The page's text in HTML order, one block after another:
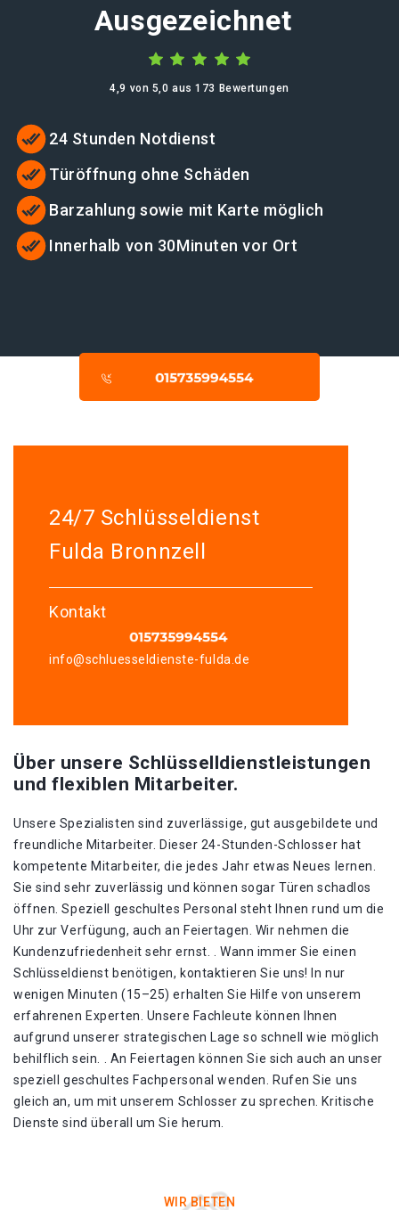
Ausgezeichnet
4,9 von 5,0 aus 173 Bewertungen
24 Stunden Notdienst
Türöffnung ohne Schäden
Barzahlung sowie mit Karte möglich
Innerhalb von 30Minuten vor Ort
24/7 Schlüsseldienst
Fulda Bronnzell
Kontakt
info@schluesseldienste-fulda.de
Über unsere Schlüsselldienstleistungen
und flexiblen Mitarbeiter.
Unsere Spezialisten sind zuverlässige, gut ausgebildete und
freundliche Mitarbeiter. Dieser 24-Stunden-Schlosser hat
kompetente Mitarbeiter, die jedes Jahr etwas Neues lernen.
Sie sind sehr zuverlässig und können sogar Türen schadlos
öffnen. Speziell geschultes Personal steht Ihnen rund um die
Uhr zur Verfügung, auch an Feiertagen. Wir nehmen die
Kundenzufriedenheit sehr ernst. . Wann immer Sie einen
Schlüsseldienst benötigen, kontaktieren Sie uns! In nur
wenigen Minuten (15–25) erhalten Sie Hilfe von unserem
erfahrenen Experten. Unsere Fachleute können Ihnen
aufgrund unserer strategischen Lage so schnell wie möglich
behilflich sein. . An Feiertagen können Sie sich auch an unser
speziell geschultes Fachpersonal wenden. Rufen Sie uns
gleich an, um mit unserem Schlosser zu sprechen. Kritische
Dienste sind überall um Sie herum.
WIR BIETEN